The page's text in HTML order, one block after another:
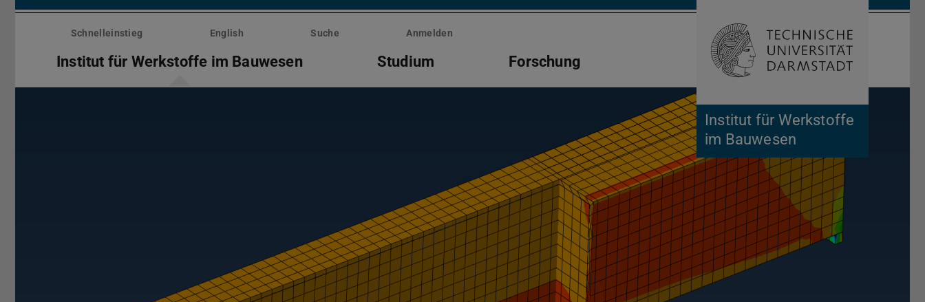
Menü
überspringen
Institut für Werkstoffe
im Bauwesen
Schnelleinstieg English Suche Anmelden
Institut für Werkstoffe im Bauwesen Studium Forschung Suche öffnen